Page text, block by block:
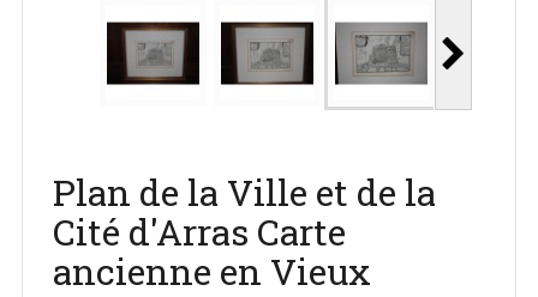
Plan de la Ville et de la
Cité d'Arras Carte
ancienne en Vieux